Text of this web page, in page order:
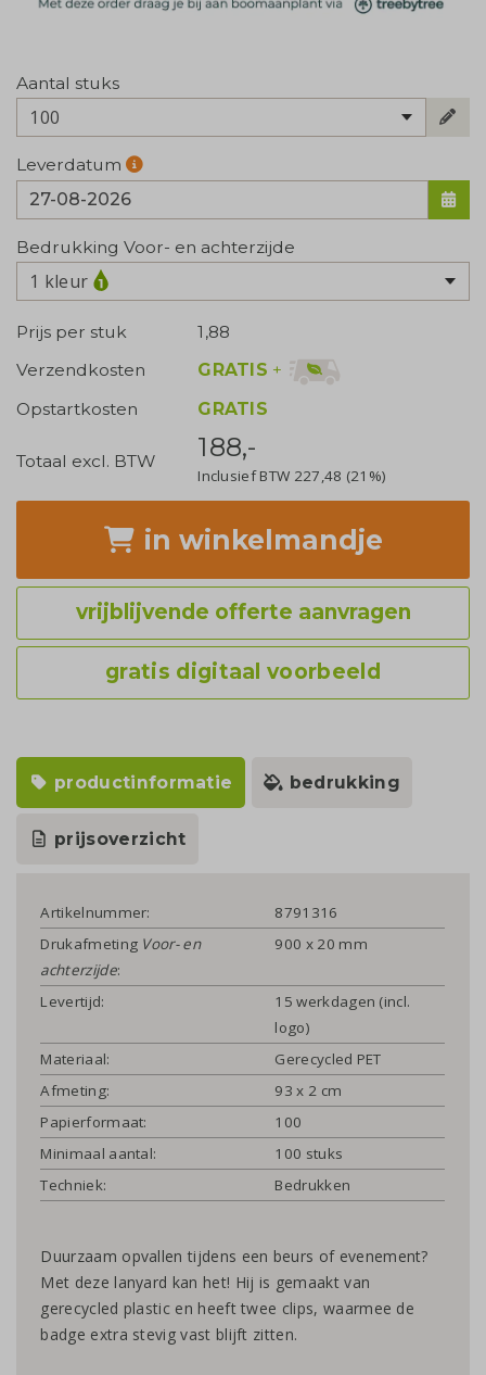
Aantal stuks
100
Leverdatum
Bedrukking Voor- en achterzijde
1 kleur
Prijs per stuk
1,88
Verzendkosten
GRATIS +
Opstartkosten
GRATIS
Totaal excl. BTW 188,-
Inclusief BTW 227,48 (21%)
in winkelmandje
vrijblijvende offerte aanvragen
gratis digitaal voorbeeld
productinformatie bedrukking
prijsoverzicht
Artikelnummer:
8791316
Drukafmeting Voor- en
achterzijde:
900 x 20 mm
Levertijd:
15 werkdagen (incl.
logo)
Materiaal:
Gerecycled PET
Afmeting:
93 x 2 cm
Papierformaat:
100
Minimaal aantal:
100 stuks
Techniek:
Bedrukken
Duurzaam opvallen tijdens een beurs of evenement?
Met deze lanyard kan het! Hij is gemaakt van
gerecycled plastic en heeft twee clips, waarmee de
badge extra stevig vast blijft zitten.